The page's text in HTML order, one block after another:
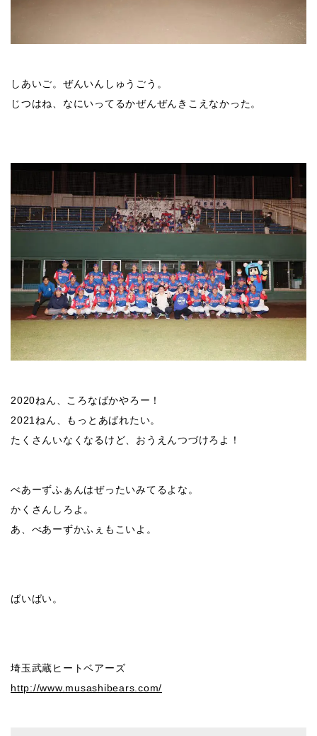
しあいご。ぜんいんしゅうごう。
じつはね、なにいってるかぜんぜんきこえなかった。
2020ねん、ころなばかやろー！
2021ねん、もっとあばれたい。
たくさんいなくなるけど、おうえんつづけろよ！
べあーずふぁんはぜったいみてるよな。
かくさんしろよ。
あ、べあーずかふぇもこいよ。
ばいばい。
埼玉武蔵ヒートベアーズ
http://www.musashibears.com/